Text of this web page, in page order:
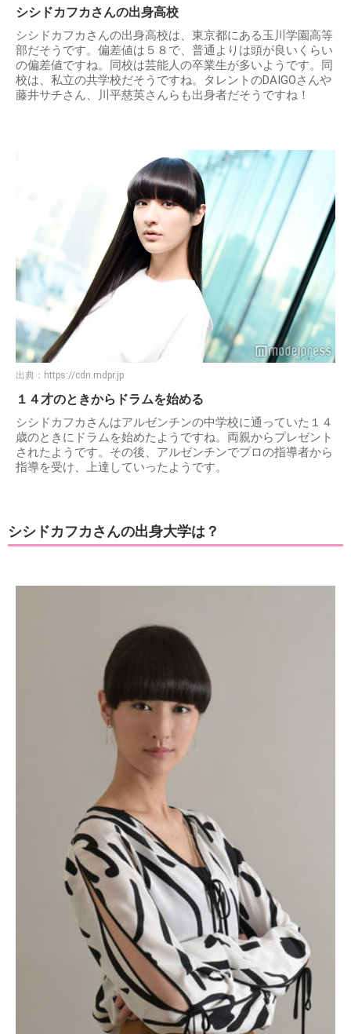
シシドカフカさんの出身高校
シシドカフカさんの出身高校は、東京都にある玉川学園高等
部だそうです。偏差値は５８で、普通よりは頭が良いくらい
の偏差値ですね。同校は芸能人の卒業生が多いようです。同
校は、私立の共学校だそうですね。タレントのDAIGOさんや
藤井サチさん、川平慈英さんらも出身者だそうですね！
出典： https://cdn.mdpr.jp
１４才のときからドラムを始める
シシドカフカさんはアルゼンチンの中学校に通っていた１４
歳のときにドラムを始めたようですね。両親からプレゼント
されたようです。その後、アルゼンチンでプロの指導者から
指導を受け、上達していったようです。
シシドカフカさんの出身大学は？